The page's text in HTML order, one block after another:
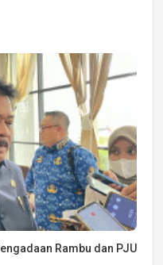
Rambu dan PJU